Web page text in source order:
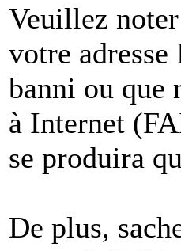
Veuillez
votre
banni ou que
à Internet
se produira
De plus,